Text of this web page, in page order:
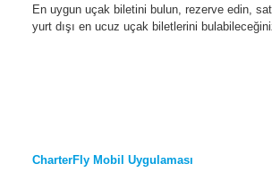
En uygun uçak biletini bulun, rezerve edin,
yurt dışı en ucuz uçak biletlerini
CharterFly Mobil Uygulaması